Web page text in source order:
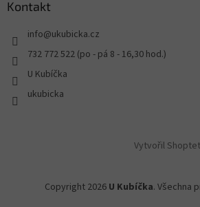
Kontakt
info@ukubicka.cz
732 772 522 (po - pá 8 - 16,30 hod.)
U Kubíčka
ukubicka
Vytvořil Shoptet
Copyright 2026 U Kubíčka. Všechna